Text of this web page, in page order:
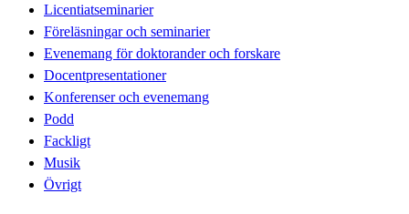
Licentiatseminarier
Föreläsningar och seminarier
Evenemang för doktorander och forskare
Docentpresentationer
Konferenser och evenemang
Podd
Fackligt
Musik
Övrigt